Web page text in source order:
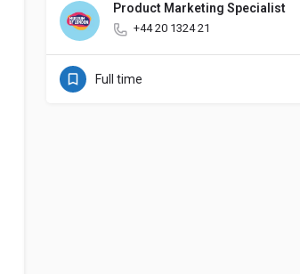
Product Marketing Specialist
+44 20 1324 21
Full time